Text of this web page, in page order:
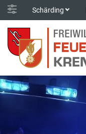
Schärding